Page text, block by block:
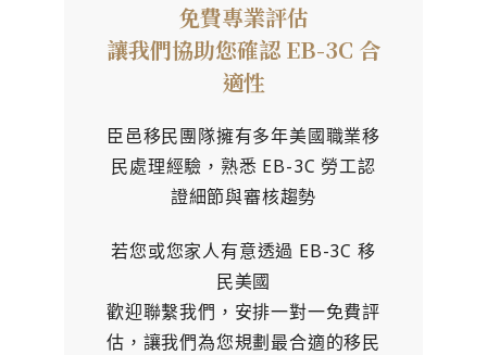
免費專業評估
讓我們協助您確認 EB-3C 合
適性
臣邑移民團隊擁有多年美國職業移
民處理經驗，熟悉 EB-3C 勞工認
證細節與審核趨勢
若您或您家人有意透過 EB-3C 移
民美國
歡迎聯繫我們，安排一對一免費評
估，讓我們為您規劃最合適的移民